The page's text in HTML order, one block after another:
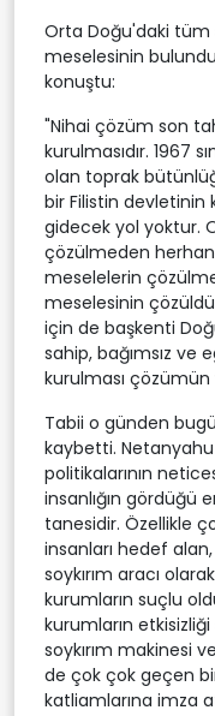
Orta Doğu'daki tüm
meselesinin
konuştu:
"Nihai çözüm son
kurulmasıdır. 1967
olan toprak
bir Filistin devletinin
gidecek yol yoktur.
çözülmeden
meselelerin
meselesinin
için de başkenti
sahip, bağımsız ve
kurulması
Tabii o günden
kaybetti.
politikalarının
insanlığın gördüğü
tanesidir. Özellikle
insanları hedef
soykırım aracı
kurumların suçlu
kurumların
soykırım makinesi
de çok çok geçen
katliamlarına imza